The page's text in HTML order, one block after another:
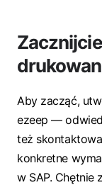
Aby zacząć,
ezeep —
też
konkretne
w SAP. Chętnie